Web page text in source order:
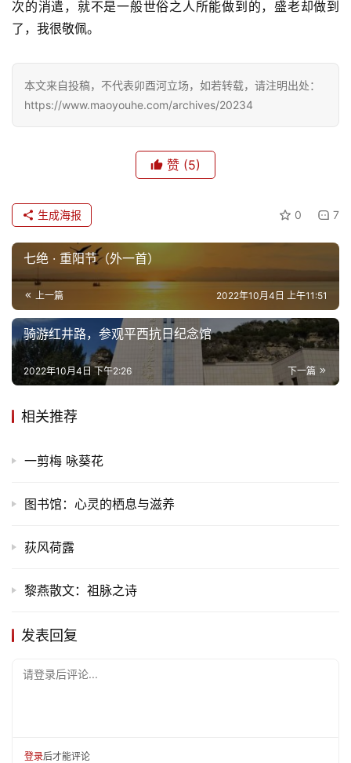
次的消遣，就不是一般世俗之人所能做到的，盛老却做到
了，我很敬佩。
本文来自投稿，不代表卯酉河立场，如若转载，请注明出处：
https://www.maoyouhe.com/archives/20234
赞 (5)
0 7
生成海报
七绝 · 重阳节（外一首）
上一篇 2022年10月4日 上午11:51
骑游红井路，参观平西抗日纪念馆
下一篇
2022年10月4日 下午2:26
相关推荐
一剪梅 咏葵花
图书馆：心灵的栖息与滋养
荻风荷露
黎燕散文：祖脉之诗
发表回复
请登录后评论...
登录后才能评论